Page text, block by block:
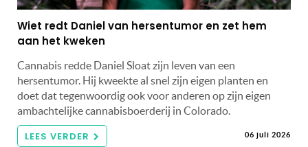
Wiet redt Daniel van hersentumor en zet hem
aan het kweken
Cannabis redde Daniel Sloat zijn leven van een
hersentumor. Hij kweekte al snel zijn eigen planten en
doet dat tegenwoordig ook voor anderen op zijn eigen
ambachtelijke cannabisboerderij in Colorado.
LEES VERDER 06 juli 2026